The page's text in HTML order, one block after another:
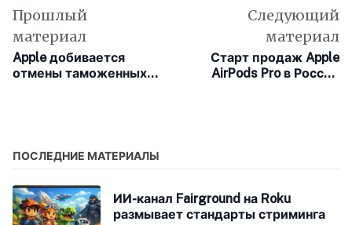
Прошлый
материал
Apple добивается
отмены таможенных
Следующий
материал
Старт продаж Apple
AirPods Pro в России
ПОСЛЕДНИЕ МАТЕРИАЛЫ
ИИ-канал Fairground на Roku
размывает стандарты стриминга